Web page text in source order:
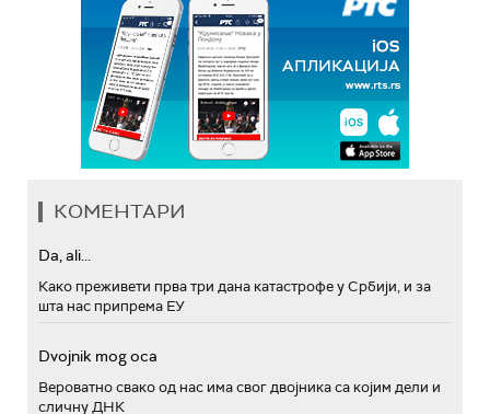
КОМЕНТАРИ
Da, ali...
Како преживети прва три дана катастрофе у Србији, и за
шта нас припрема ЕУ
Dvojnik mog oca
Вероватно свако од нас има свог двојника са којим дели и
сличну ДНК